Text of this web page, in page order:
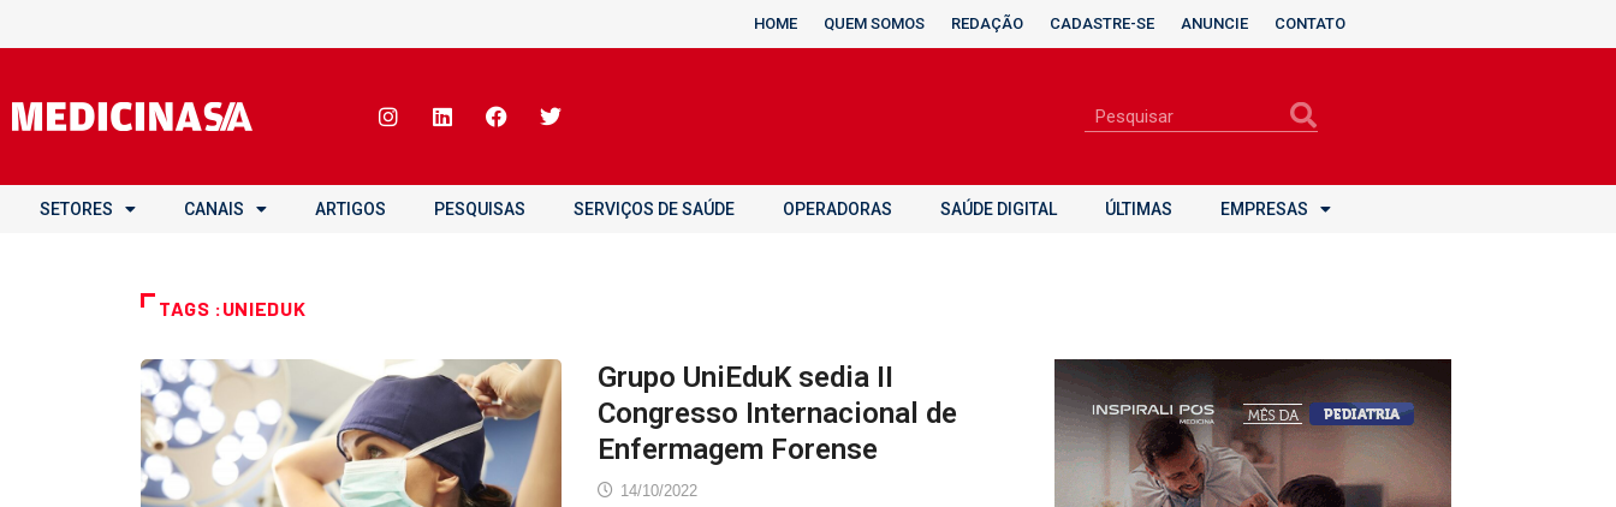
HOME QUEM SOMOS REDAÇÃO CADASTRE-SE ANUNCIE CONTATO
SETORES CANAIS ARTIGOS PESQUISAS SERVIÇOS DE SAÚDE OPERADORAS SAÚDE DIGITAL ÚLTIMAS EMPRESAS
TAGS :UNIEDUK
Grupo UniEduK sedia II
Congresso Internacional de
Enfermagem Forense
14/10/2022